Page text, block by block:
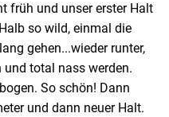
früh und unser erster Halt
so wild, einmal die
gehen...wieder runter,
total nass werden.
So schön! Dann
und dann neuer Halt.